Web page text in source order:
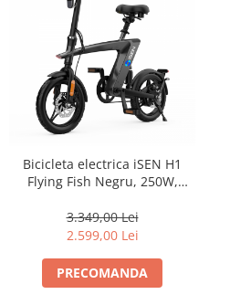
Bicicleta electrica iSEN H1
Flying Fish Negru, 250W,
asistata, 25km/h, IPX4, Baterie
detasabila 10Ah
3.349,00 Lei
2.599,00 Lei
PRECOMANDA